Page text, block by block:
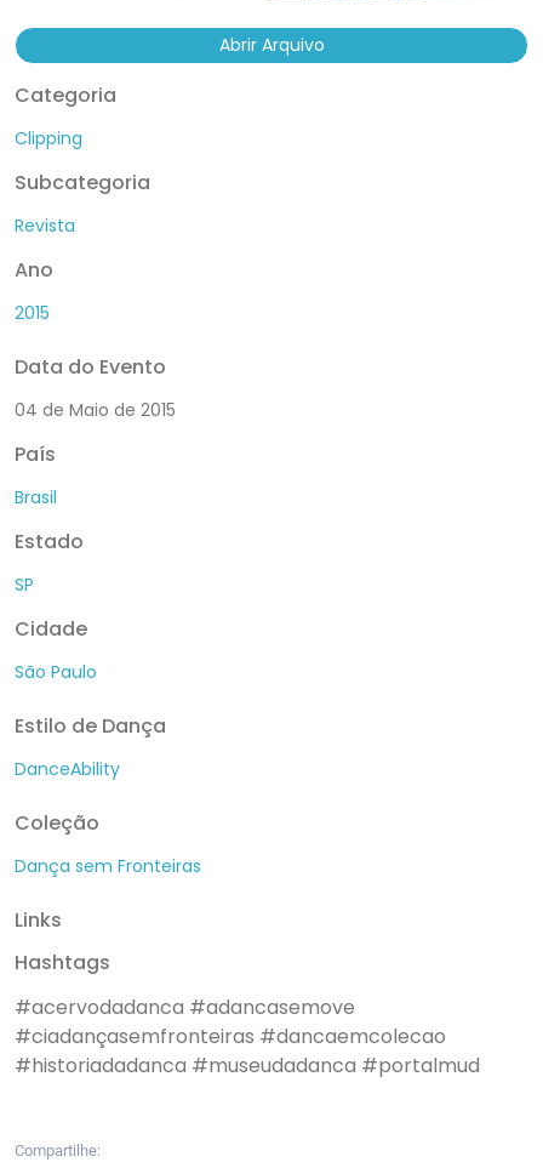
Abrir Arquivo
Categoria
Clipping
Subcategoria
Revista
Ano
2015
Data do Evento
04 de Maio de 2015
País
Brasil
Estado
SP
Cidade
São Paulo
Estilo de Dança
DanceAbility
Coleção
Dança sem Fronteiras
Links
Hashtags
#acervodadanca #adancasemove
#ciadançasemfronteiras #dancaemcolecao
#historiadadanca #museudadanca #portalmud
Compartilhe: